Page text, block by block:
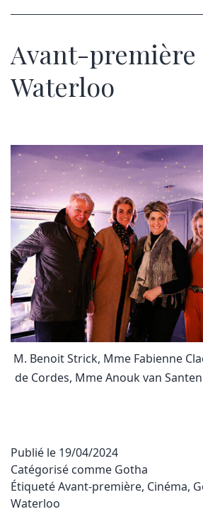
Avant-première
Waterloo
M. Benoit Strick, Mme Fabienne
de Cordes, Mme Anouk van
Publié le 19/04/2024
Catégorisé comme Gotha
ÉtiquetéAvant-première, Cinéma,
Waterloo